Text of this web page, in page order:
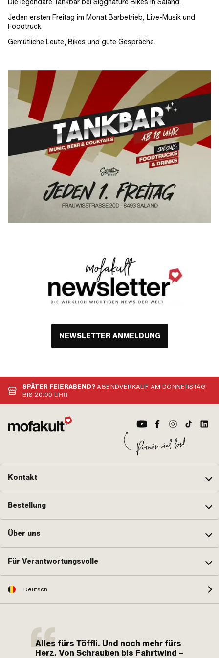
Die legendäre Tankbar bei Siggnature Bikes in Saland.
Jeden ersten Freitag im Monat Barbetrieb, Live-Musik und
Foodtruck.
Gemütliche Leute, Bikes und gute Gespräche.
NEWSLETTER ANMELDUNG
SPÄTER FEIERABEND?ABENDVERKAUF AM DONNERSTAG
BIS 20:00 UHR
Kontakt
Bestellung
Über uns
Für Verantwortungsvolle
Deutsch
Alles fürs Töffli. Und noch mehr fürs
Herz. Von Schrauben bis Fahrtwind –